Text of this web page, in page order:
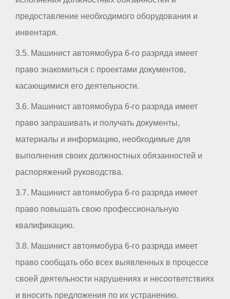
предоставление необходимого оборудования и
инвентаря.
3.5. Машинист автоямобура 6-го разряда имеет
право знакомиться с проектами документов,
касающимися его деятельности.
3.6. Машинист автоямобура 6-го разряда имеет
право запрашивать и получать документы,
материалы и информацию, необходимые для
выполнения своих должностных обязанностей и
распоряжений руководства.
3.7. Машинист автоямобура 6-го разряда имеет
право повышать свою профессиональную
квалификацию.
3.8. Машинист автоямобура 6-го разряда имеет
право сообщать обо всех выявленных в процессе
своей деятельности нарушениях и несоответствиях
и вносить предложения по их устранению.